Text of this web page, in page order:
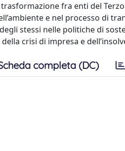
fra enti del
e nel processo di
stessi nelle politiche di
crisi di impresa e
completa (DC)